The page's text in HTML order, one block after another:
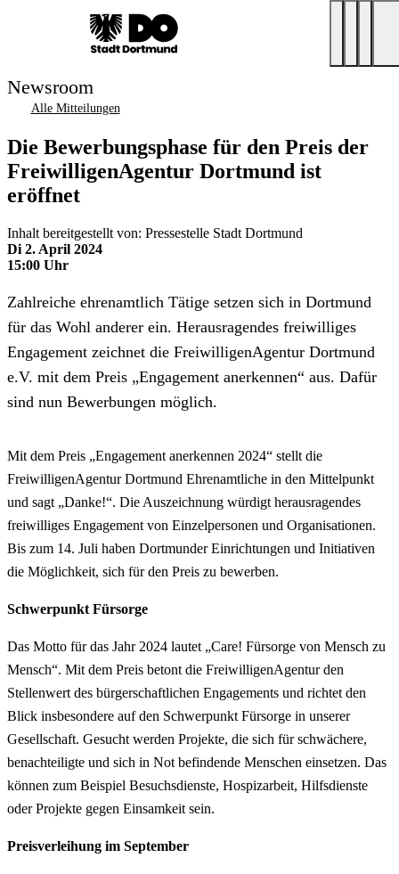
Newsroom
Alle Mitteilungen
Die Bewerbungsphase für den Preis der
FreiwilligenAgentur Dortmund ist
eröffnet
Inhalt bereitgestellt von: Pressestelle Stadt Dortmund
Di 2. April 2024
15:00 Uhr
Zahlreiche ehrenamtlich Tätige setzen sich in Dortmund
für das Wohl anderer ein. Herausragendes freiwilliges
Engagement zeichnet die FreiwilligenAgentur Dortmund
e.V. mit dem Preis „Engagement anerkennen“ aus. Dafür
sind nun Bewerbungen möglich.
Mit dem Preis „Engagement anerkennen 2024“ stellt die
FreiwilligenAgentur Dortmund Ehrenamtliche in den Mittelpunkt
und sagt „Danke!“. Die Auszeichnung würdigt herausragendes
freiwilliges Engagement von Einzelpersonen und Organisationen.
Bis zum 14. Juli haben Dortmunder Einrichtungen und Initiativen
die Möglichkeit, sich für den Preis zu bewerben.
Schwerpunkt Fürsorge
Das Motto für das Jahr 2024 lautet „Care! Fürsorge von Mensch zu
Mensch“. Mit dem Preis betont die FreiwilligenAgentur den
Stellenwert des bürgerschaftlichen Engagements und richtet den
Blick insbesondere auf den Schwerpunkt Fürsorge in unserer
Gesellschaft. Gesucht werden Projekte, die sich für schwächere,
benachteiligte und sich in Not befindende Menschen einsetzen. Das
können zum Beispiel Besuchsdienste, Hospizarbeit, Hilfsdienste
oder Projekte gegen Einsamkeit sein.
Preisverleihung im September